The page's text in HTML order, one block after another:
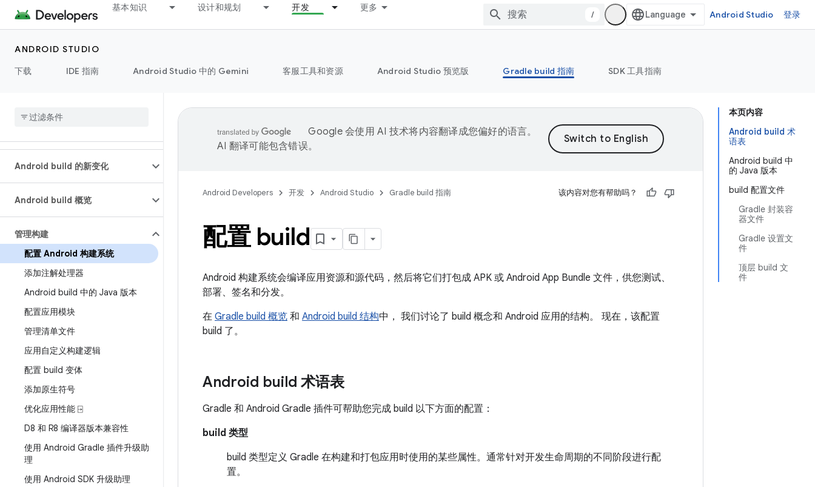
基本知识 设计和规划 开发 更多
/ Android Studio 登录
ANDROID STUDIO
下载
IDE 指南 Android Studio 中的 Gemini 客服工具和资源 Android Studio 预览版 Gradle build 指南 SDK 工具指南
Android build 的新变化
Android build 概览
管理构建
配置 Android 构建系统
添加注解处理器
Android build 中的 Java 版本
配置应用模块
管理清单文件
应用自定义构建逻辑
配置 build 变体
添加原生符号
优化应用性能 ⍈
D8 和 R8 编译器版本兼容性
使用 Android Gradle 插件升级助
理
使用 Android SDK 升级助理
本页内容
Android build 术
语表
Android build 中
的 Java 版本
build 配置文件
Gradle 封装容
器文件
Gradle 设置文
件
顶层 build 文
件
Google 会使用 AI 技术将内容翻译成您偏好的语言。
AI 翻译可能包含错误。
Android Developers 开发 Android Studio Gradle build 指南 该内容对您有帮助吗？
配置 build
Android 构建系统会编译应用资源和源代码，然后将它们打包成 APK 或 Android App Bundle 文件，供您测试、
部署、签名和分发。
在 Gradle build 概览 和 Android build 结构中， 我们讨论了 build 概念和 Android 应用的结构。 现在，该配置
build 了。
Android build 术语表
Gradle 和 Android Gradle 插件可帮助您完成 build 以下方面的配置：
build 类型
build 类型定义 Gradle 在构建和打包应用时使用的某些属性。通常针对开发生命周期的不同阶段进行配
置。